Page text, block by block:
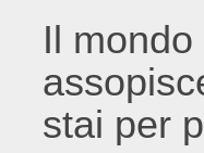
Il
stai per